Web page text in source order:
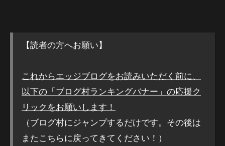
【読者の方へお願い】
これからエッジブログをお読みいただく前に、
以下の「ブログ村ランキングバナー」の応援ク
リックをお願いします！
（ブログ村にジャンプするだけです。その後は
またこちらに戻ってきてください！）